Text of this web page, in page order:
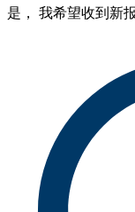
是， 我希望收到新